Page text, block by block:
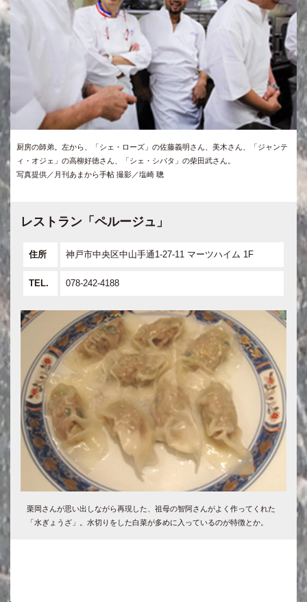
厨房の師弟。左から、「シェ・ローズ」の佐藤義明さん、美木さん、「ジャンテ
ィ・オジェ」の高柳好徳さん、「シェ・シバタ」の柴田武さん。
写真提供／月刊あまから手帖 撮影／塩崎 聰
レストラン「ペルージュ」
住所 神戸市中央区中山手通1-27-11 マーツハイム 1F
TEL. 078-242-4188
栗岡さんが思い出しながら再現した、祖母の智阿さんがよく作ってくれた
「水ぎょうざ」。水切りをした白菜が多めに入っているのが特徴とか。